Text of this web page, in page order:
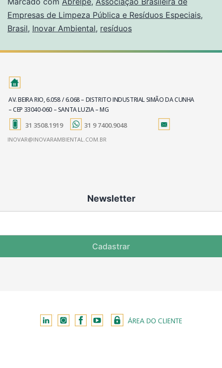
Empresas de Limpeza Pública e Resíduos Especiais,
Brasil, Inovar Ambiental, resíduos
AV. BEIRA RIO, 6.058 / 6.068 – DISTRITO INDUSTRIAL SIMÃO DA CUNHA
– CEP 33040-060 – SANTA LUZIA – MG
31 3508.1919 31 9 7400.9048
INOVAR@INOVARAMBIENTAL.COM.BR
Newsletter
Cadastrar